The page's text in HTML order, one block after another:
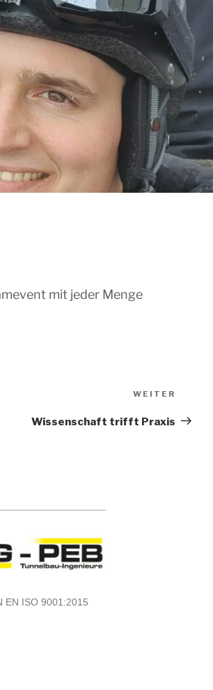
mit jeder Men­ge
WEITER
Wis­sen­schaft trifft Praxis
EN ISO 9001:2015